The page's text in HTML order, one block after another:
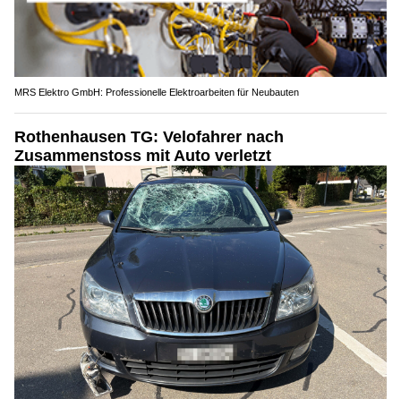
MRS Elektro GmbH: Professionelle Elektroarbeiten für Neubauten
Rothenhausen TG: Velofahrer nach
Zusammenstoss mit Auto verletzt